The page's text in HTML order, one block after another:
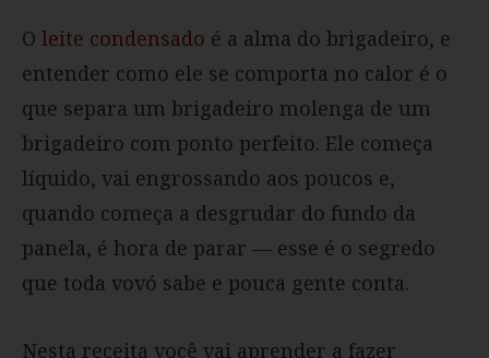
O leite condensado é a alma do brigadeiro, e
entender como ele se comporta no calor é o
que separa um brigadeiro molenga de um
brigadeiro com ponto perfeito. Ele começa
líquido, vai engrossando aos poucos e,
quando começa a desgrudar do fundo da
panela, é hora de parar — esse é o segredo
que toda vovó sabe e pouca gente conta.
Nesta receita você vai aprender a fazer